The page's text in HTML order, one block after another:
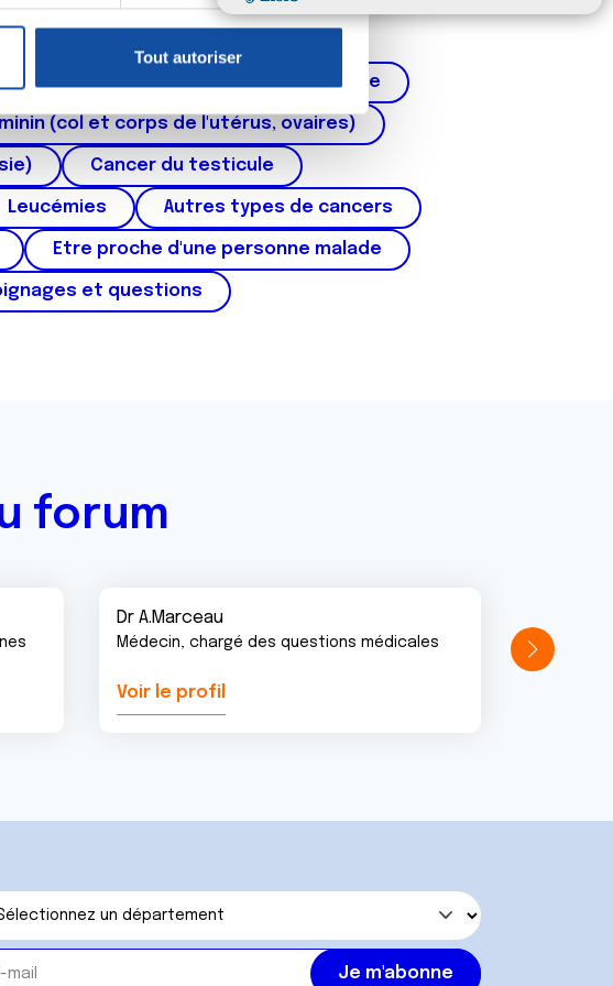
partir de la déclaration sur les cookies.
celles-ci avec d'autres informations que
services.
Tout autoriser
du sein Cancer de la prostate
(col et corps de l'utérus, ovaires)
Cancer du testicule
Leucémies Autres types de cancers
Etre proche d'une personne malade
et questions
forum
Dr A.Marceau
Médecin, chargé des questions médicales
Voir le profil